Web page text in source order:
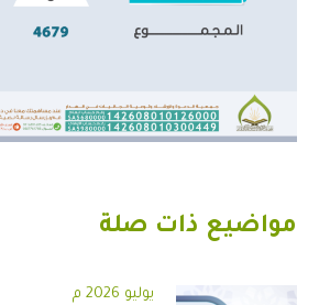
مواضيع ذات صلة
يوليو 2026 م